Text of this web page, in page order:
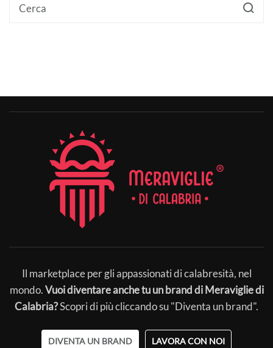
Il marketplace per gli appassionati di calabresità, nel
mondo.Vuoi diventare anche tu un brand di Meraviglie di
Calabria?Scopri di più cliccando su "Diventa un brand".
DIVENTA UN BRAND LAVORA CON NOI